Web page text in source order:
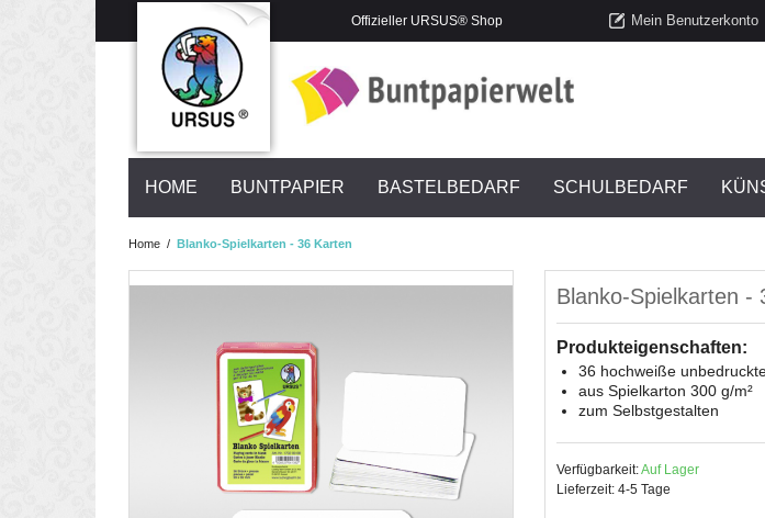
Offizieller URSUS® Shop Mein Benutzerkonto
HOME BUNTPAPIER BASTELBEDARF SCHULBEDARF
Home / Blanko-Spielkarten - 36 Karten
Blanko-Spielkarten -
Produkteigenschaften:
36 hochweiße
aus Spielkarton 300 g/m²
zum Selbstgestalten
Verfügbarkeit:Auf Lager
Lieferzeit: 4-5 Tage